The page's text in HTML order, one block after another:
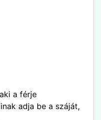
a férje
adja be a száját,